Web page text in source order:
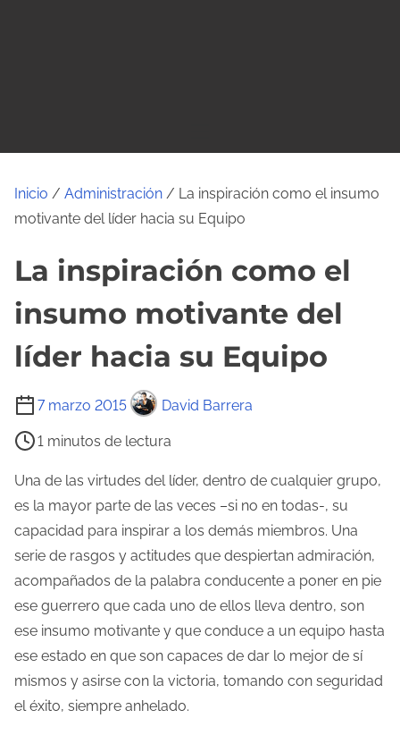
Inicio / Administración / La inspiración como el insumo
motivante del líder hacia su Equipo
La inspiración como el
insumo motivante del
líder hacia su Equipo
7 marzo 2015 David Barrera
T
e
m
p
o
d
e
l
e
c
t
u
1 minutos de lectura
Una de las virtudes del líder, dentro de cualquier grupo,
es la mayor parte de las veces –si no en todas-, su
capacidad para inspirar a los demás miembros. Una
serie de rasgos y actitudes que despiertan admiración,
acompañados de la palabra conducente a poner en pie
ese guerrero que cada uno de ellos lleva dentro, son
ese insumo motivante y que conduce a un equipo hasta
ese estado en que son capaces de dar lo mejor de sí
mismos y asirse con la victoria, tomando con seguridad
el éxito, siempre anhelado.